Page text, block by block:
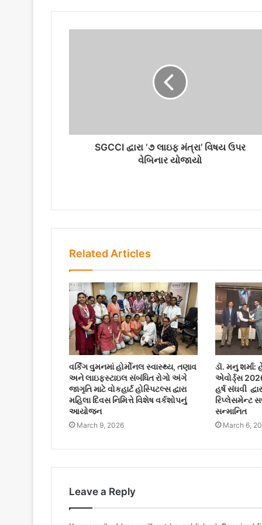
u
r
SGCCI દ્વારા ‘૭ લાઇફ મંત્રા’ વિષય ઉપર
વેબિનાર યોજાયો
Related Articles
વર્કિંગ વુમનમાં હોર્મોનલ સ્વાસ્થ્ય, તણાવ
અને લાઇફસ્ટાઇલ સંબંધિત રોગો અંગે
જાગૃતિ માટે વોકહાર્ટ હોસ્પિટલ્સ દ્વારા
મહિલા દિવસ નિમિત્તે વિશેષ વર્કશોપનું
આયોજન
March 9, 2026
ડૉ. મનુ
એવોર્ડ્સ
હર્ષ સંઘવી
રિપ્લેસમેન્ટ
સન્માનિત
March 6,
Leave a Reply